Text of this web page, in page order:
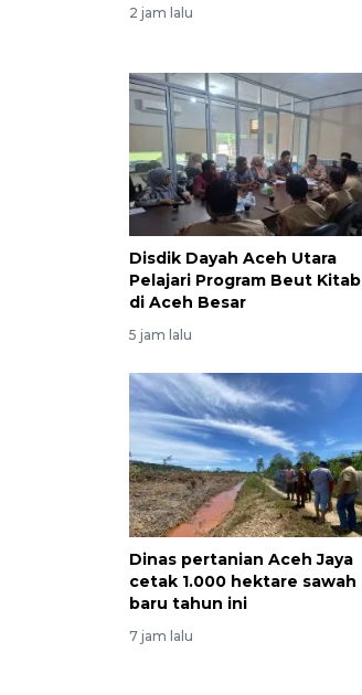
2 jam lalu
Disdik Dayah Aceh Utara
Pelajari Program Beut Kitab
di Aceh Besar
5 jam lalu
Dinas pertanian Aceh Jaya
cetak 1.000 hektare sawah
baru tahun ini
7 jam lalu